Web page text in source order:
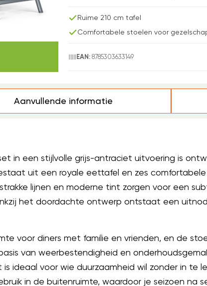
Ruime 210 cm tafel
Comfortabele stoelen voor
EAN: 8785303633149
Aanvullende informatie
in een stijlvolle grijs-antraciet uitvoering is
uit een royale eettafel en zes
lijnen en moderne tint zorgen voor een
het doordachte ontwerp ontstaat een
voor diners met familie en vrienden, en de
van weerbestendigheid en
ideaal voor wie duurzaamheid wil zonder in te
in de buitenruimte, waardoor je seizoen na